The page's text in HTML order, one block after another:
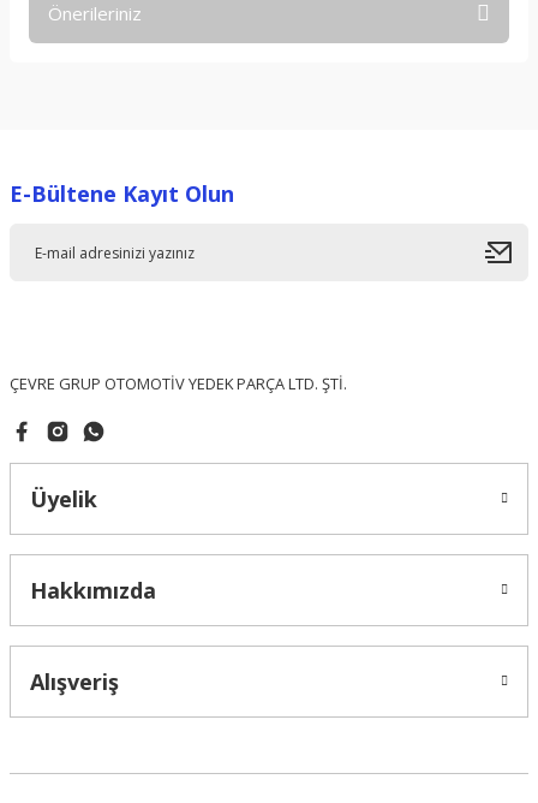
Önerileriniz
Ürün resmi kalitesiz, bozuk veya görüntülenemiyor.
E-Bültene Kayıt Olun
ÇEVRE GRUP OTOMOTİV YEDEK PARÇA LTD. ŞTİ.
Üyelik
Hakkımızda
Alışveriş